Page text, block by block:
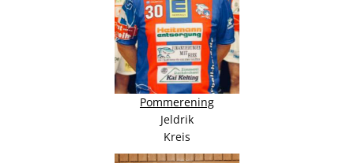
Pommerening
Jeldrik
Kreis